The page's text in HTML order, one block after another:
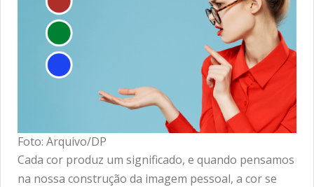
Foto: Arquivo/DP
Cada cor produz um significado, e quando pensamos
na nossa construção da imagem pessoal, a cor se